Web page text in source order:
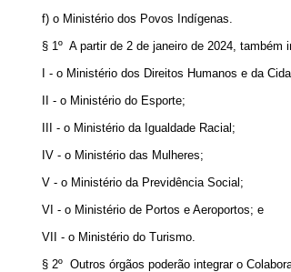
f) o Ministério dos Povos Indígenas.
§ 1º A partir de 2 de janeiro de 2024,
I - o Ministério dos Direitos Humanos e da
II - o Ministério do Esporte;
III - o Ministério da Igualdade Racial;
IV - o Ministério das Mulheres;
V - o Ministério da Previdência Social;
VI - o Ministério de Portos e Aeroportos; e
VII - o Ministério do Turismo.
§ 2º Outros órgãos poderão integrar o